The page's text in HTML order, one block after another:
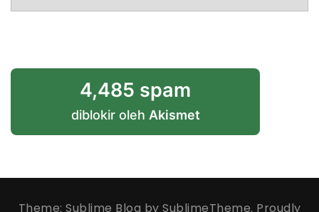
4,485 spam
diblokir oleh Akismet
Theme: Sublime Blog by SublimeTheme. Proudly